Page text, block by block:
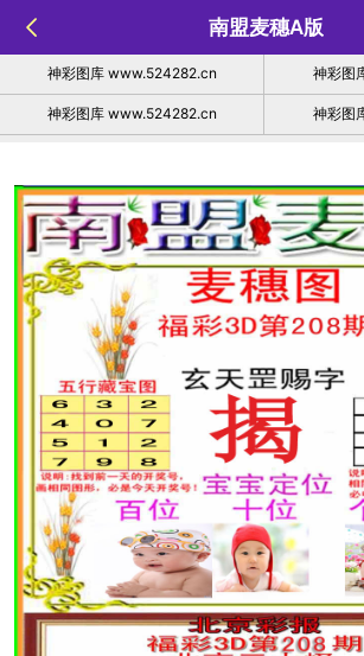
南盟麦穗A版
神彩图库 www.524282.cn 神彩图
神彩图库 www.524282.cn 神彩图